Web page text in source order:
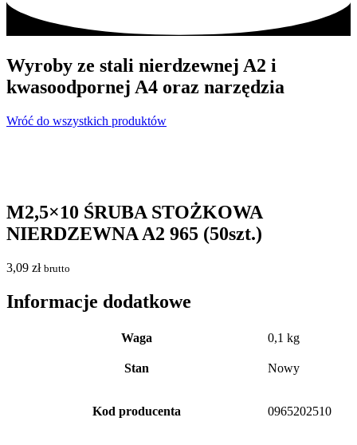
Wyroby ze stali nierdzewnej A2 i
kwasoodpornej A4 oraz narzędzia
Wróć do wszystkich produktów
M2,5×10 ŚRUBA STOŻKOWA
NIERDZEWNA A2 965 (50szt.)
3,09 zł brutto
Informacje dodatkowe
Waga 0,1 kg
Stan Nowy
Kod producenta 0965202510